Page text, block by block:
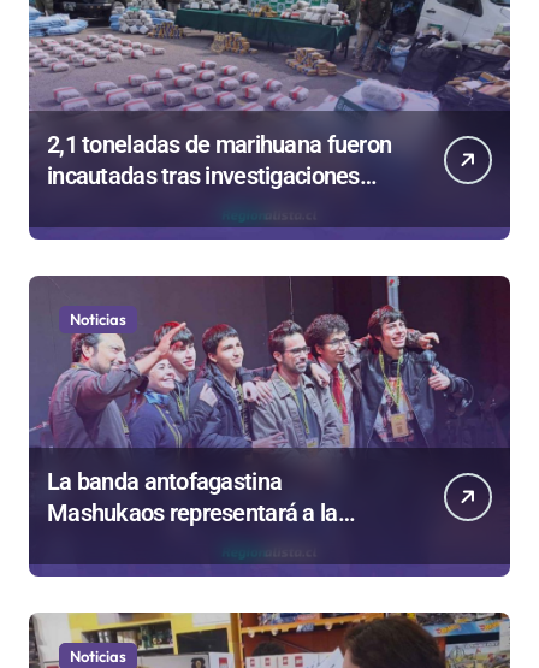
2,1 toneladas de marihuana fueron
incautadas tras investigaciones
Noticias
La banda antofagastina
Mashukaos representará a la
de Valparaíso
Noticias